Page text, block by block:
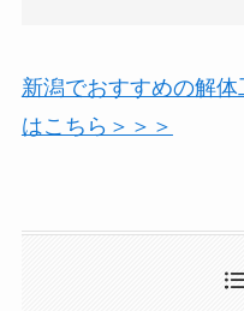
新潟でおすすめの解
はこちら＞＞＞